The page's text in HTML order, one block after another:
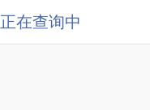
正在查询中